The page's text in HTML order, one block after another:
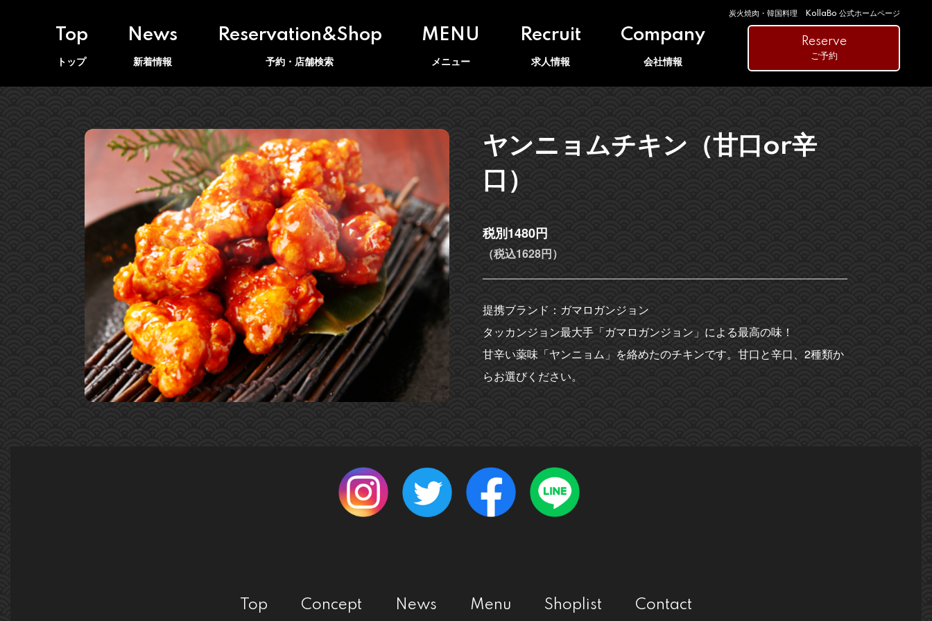
Top
トップ
News
新着情報
Reservation&Shop
予約・店舗検索
MENU
メニュー
Recruit
求人情報
Company
会社情報
炭火焼肉・韓国料理 KollaBo 公式ホームページ
Reserve
ご予約
ヤンニョムチキン（甘口or辛
口）
税別1480円
（税込1628円）
提携ブランド：ガマロガンジョン
タッカンジョン最大手「ガマロガンジョン」による最高の味！
甘辛い薬味「ヤンニョム」を絡めたのチキンです。甘口と辛口、2種類か
らお選びください。
Top Concept News Menu Shoplist Contact